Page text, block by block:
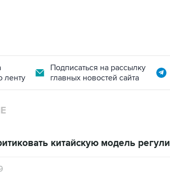
ленту
Подписаться на рассылку
главных новостей сайта
китайскую модель